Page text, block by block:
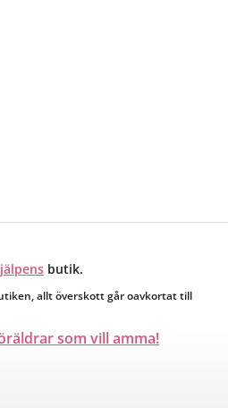
butik.
allt överskott går oavkortat till
som vill amma!